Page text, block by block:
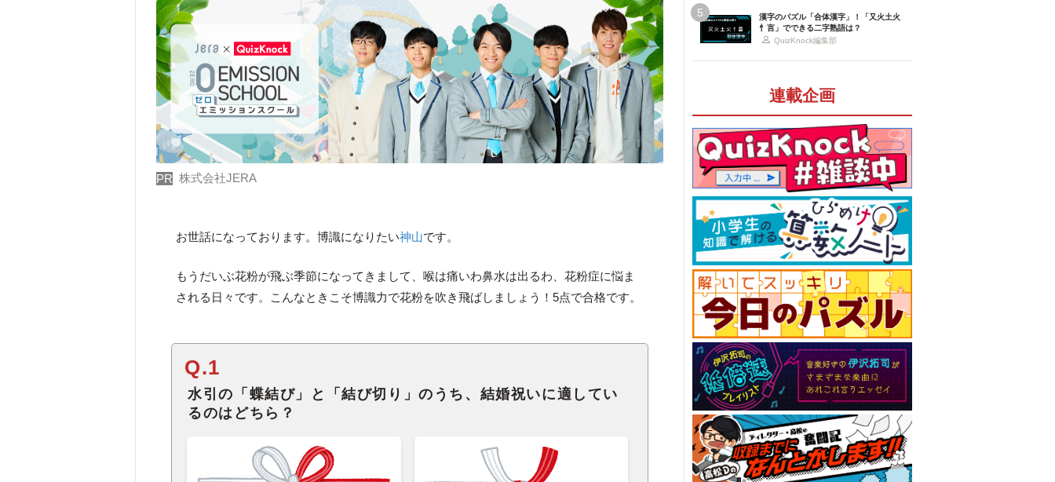
PR 株式会社JERA
お世話になっております。博識になりたい神山です。
もうだいぶ花粉が飛ぶ季節になってきまして、喉は痛いわ鼻水は出るわ、花粉症に悩ま
される日々です。こんなときこそ博識力で花粉を吹き飛ばしましょう！5点で合格です。
Q.1
水引の「蝶結び」と「結び切り」のうち、結婚祝いに適してい
るのはどちら？
5
漢字のパズル「合体漢字」！「又火土火
忄言」でできる二字熟語は？
QuizKnock編集部
連載企画